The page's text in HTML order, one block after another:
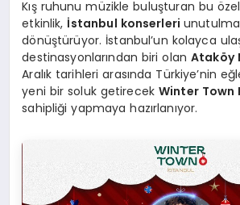
Kış ruhunu müzikle buluşturan bu özel
etkinlik, İstanbul konserleri
dönüştürüyor. İstanbul’un kolayca
destinasyonlarından biri olan Ataköy
Aralık tarihleri arasında Türkiye’nin
yeni bir soluk getirecek Winter Town
sahipliği yapmaya hazırlanıyor.